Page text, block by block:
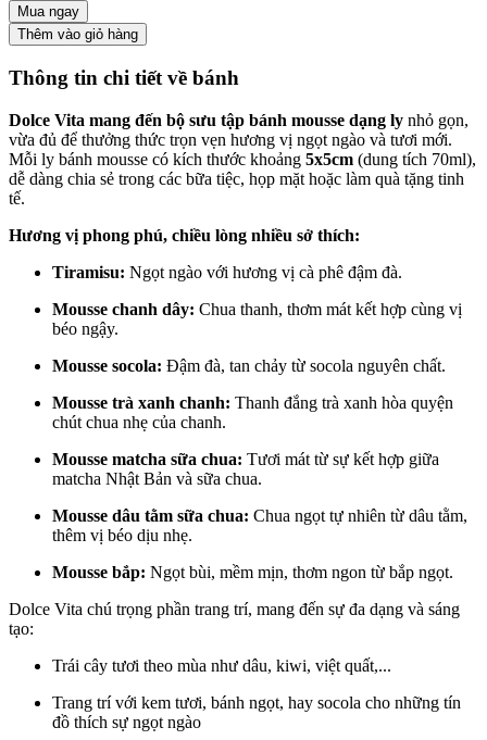
Mua ngay
Thêm vào giỏ hàng
Thông tin chi tiết về bánh
Dolce Vita mang đến bộ sưu tập bánh mousse dạng ly nhỏ gọn,
vừa đủ để thưởng thức trọn vẹn hương vị ngọt ngào và tươi mới.
Mỗi ly bánh mousse có kích thước khoảng 5x5cm (dung tích 70ml),
dễ dàng chia sẻ trong các bữa tiệc, họp mặt hoặc làm quà tặng tinh
tế.
Hương vị phong phú, chiều lòng nhiều sở thích:
Tiramisu: Ngọt ngào với hương vị cà phê đậm đà.
Mousse chanh dây: Chua thanh, thơm mát kết hợp cùng vị
béo ngậy.
Mousse socola: Đậm đà, tan chảy từ socola nguyên chất.
Mousse trà xanh chanh: Thanh đắng trà xanh hòa quyện
chút chua nhẹ của chanh.
Mousse matcha sữa chua: Tươi mát từ sự kết hợp giữa
matcha Nhật Bản và sữa chua.
Mousse dâu tằm sữa chua: Chua ngọt tự nhiên từ dâu tằm,
thêm vị béo dịu nhẹ.
Mousse bắp: Ngọt bùi, mềm mịn, thơm ngon từ bắp ngọt.
Dolce Vita chú trọng phần trang trí, mang đến sự đa dạng và sáng
tạo:
Trái cây tươi theo mùa như dâu, kiwi, việt quất,...
Trang trí với kem tươi, bánh ngọt, hay socola cho những tín
đồ thích sự ngọt ngào